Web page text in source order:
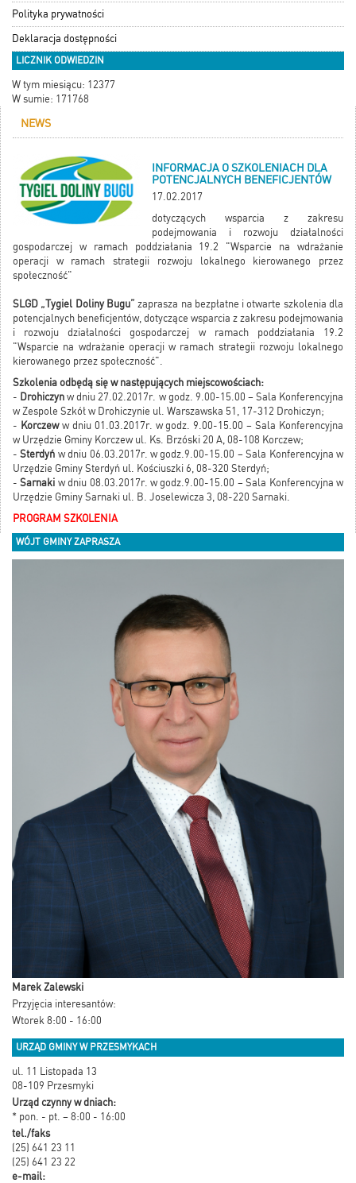
Polityka prywatności
Deklaracja dostępności
LICZNIK ODWIEDZIN
W tym miesiącu: 12377
W sumie: 171768
NEWS
INFORMACJA O SZKOLENIACH DLA
POTENCJALNYCH BENEFICJENTÓW
17.02.2017
dotyczących wsparcia z zakresu
podejmowania i rozwoju działalności
gospodarczej w ramach poddziałania 19.2 "Wsparcie na wdrażanie
operacji w ramach strategii rozwoju lokalnego kierowanego przez
społeczność"
SLGD „Tygiel Doliny Bugu” zaprasza na bezpłatne i otwarte szkolenia dla
potencjalnych beneficjentów, dotyczące wsparcia z zakresu podejmowania
i rozwoju działalności gospodarczej w ramach poddziałania 19.2
"Wsparcie na wdrażanie operacji w ramach strategii rozwoju lokalnego
kierowanego przez społeczność".
Szkolenia odbędą się w następujących miejscowościach:
- Drohiczyn w dniu 27.02.2017r. w godz. 9.00-15.00 – Sala Konferencyjna
w Zespole Szkół w Drohiczynie ul. Warszawska 51, 17-312 Drohiczyn;
- Korczeww dniu 01.03.2017r. w godz. 9.00-15.00 – Sala Konferencyjna
w Urzędzie Gminy Korczew ul. Ks. Brzóski 20 A, 08-108 Korczew;
-Sterdyń w dniu 06.03.2017r. w godz.9.00-15.00 – Sala Konferencyjna w
Urzędzie Gminy Sterdyń ul. Kościuszki 6, 08-320 Sterdyń;
-Sarnaki w dniu 08.03.2017r. w godz.9.00-15.00 – Sala Konferencyjna w
Urzędzie Gminy Sarnaki ul. B. Joselewicza 3, 08-220 Sarnaki.
PROGRAM SZKOLENIA
WÓJT GMINY ZAPRASZA
Marek Zalewski
Przyjęcia interesantów:
Wtorek 8:00 - 16:00
URZĄD GMINY W PRZESMYKACH
ul. 11 Listopada 13
08-109 Przesmyki
Urząd czynny w dniach:
* pon. - pt. – 8:00 - 16:00
tel./faks
(25) 641 23 11
(25) 641 23 22
e-mail: